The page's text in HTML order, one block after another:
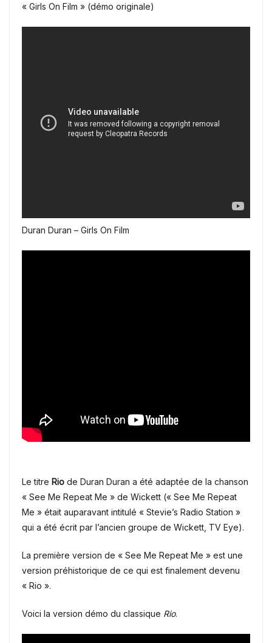
« Girls On Film » (démo originale)
Duran Duran – Girls On Film
Le titre Rio de Duran Duran a été adaptée de la chanson
« See Me Repeat Me » de Wickett (« See Me Repeat
Me » était auparavant intitulé « Stevie’s Radio Station »
qui a été écrit par l’ancien groupe de Wickett, TV Eye).
La première version de « See Me Repeat Me » est une
version préhistorique de ce qui est finalement devenu
« Rio ».
Voici la version démo du classique Rio.